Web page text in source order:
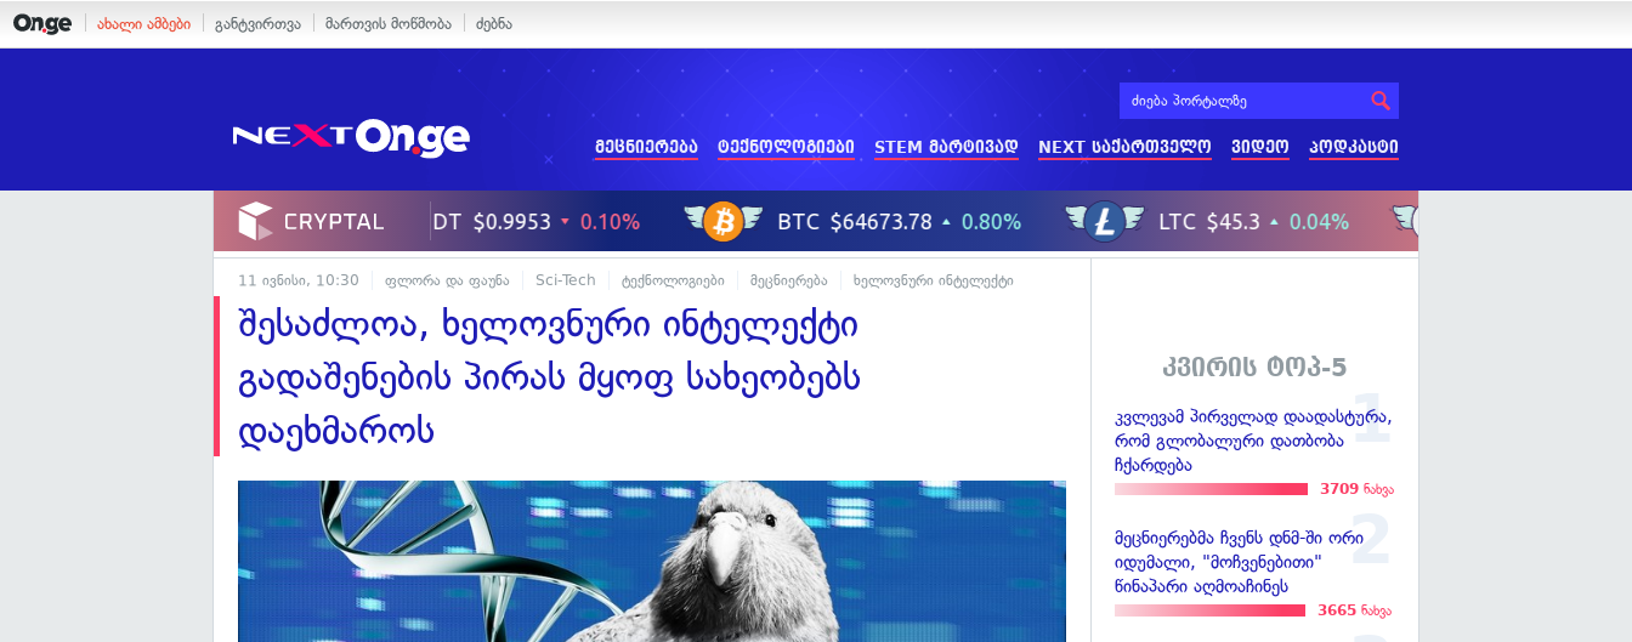
ახალი ამბები განტვირთვა მართვის მოწმობა ძებნა
მეცნიერება ტექნოლოგიები STEM მარტივად NEXT საქართველო ვიდეო პოდკასტი
11 ივნისი, 10:30 ფლორა და ფაუნა Sci-Tech ტექნოლოგიები მეცნიერება ხელოვნური ინტელექტი
შესაძლოა, ხელოვნური ინტელექტი
გადაშენების პირას მყოფ სახეობებს
დაეხმაროს
კვირის ტოპ-5
კვლევამ პირველად დაადასტურა,
რომ გლობალური დათბობა
ჩქარდება
3709 ნახვა
მეცნიერებმა ჩვენს დნმ-ში ორი
იდუმალი, "მოჩვენებითი"
წინაპარი აღმოაჩინეს
3665 ნახვა